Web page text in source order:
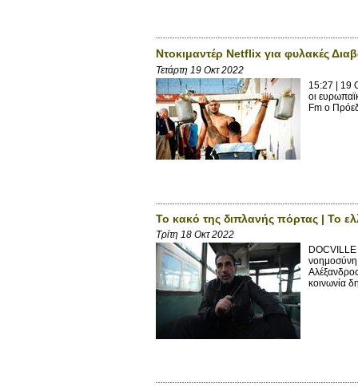
Ντοκιμαντέρ Netflix για φυλακές
Τετάρτη 19 Οκτ 2022
15:27 | 19
οι
Fm ο
Το κακό της διπλανής πόρτας | Το
Τρίτη 18 Οκτ 2022
νοημοσύνη
κοινωνία